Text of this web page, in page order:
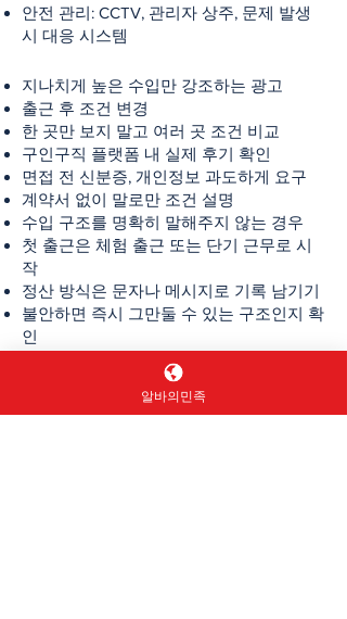
안전 관리: CCTV, 관리자 상주, 문제 발생
시 대응 시스템
지나치게 높은 수입만 강조하는 광고
출근 후 조건 변경
한 곳만 보지 말고 여러 곳 조건 비교
구인구직 플랫폼 내 실제 후기 확인
면접 전 신분증, 개인정보 과도하게 요구
계약서 없이 말로만 조건 설명
수입 구조를 명확히 말해주지 않는 경우
첫 출근은 체험 출근 또는 단기 근무로 시
작
정산 방식은 문자나 메시지로 기록 남기기
불안하면 즉시 그만둘 수 있는 구조인지 확
인
구인구직알바바의민족
이 자유롭다
알바의민족